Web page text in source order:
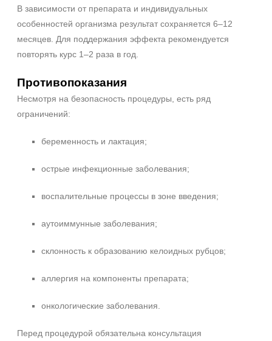
В зависимости от препарата и индивидуальных
особенностей организма результат сохраняется 6–12
месяцев. Для поддержания эффекта рекомендуется
повторять курс 1–2 раза в год.
Противопоказания
Несмотря на безопасность процедуры, есть ряд
ограничений:
беременность и лактация;
острые инфекционные заболевания;
воспалительные процессы в зоне введения;
аутоиммунные заболевания;
склонность к образованию келоидных рубцов;
аллергия на компоненты препарата;
онкологические заболевания.
Перед процедурой обязательна консультация